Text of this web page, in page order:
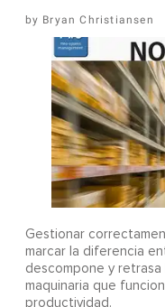
Bryan Christiansen
Gestionar
marcar la diferencia
descompone y retrasa
maquinaria que
productividad.